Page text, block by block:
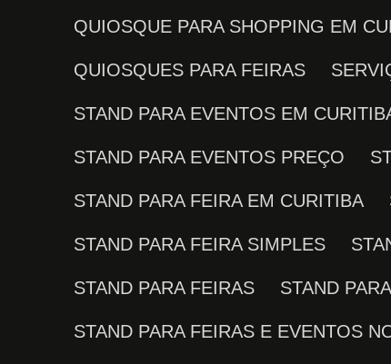
QUIOSQUE PARA SHOPPING EM
QUIOSQUES PARA FEIRAS
STAND PARA EVENTOS EM
STAND PARA EVENTOS PREÇO
STAND PARA FEIRA EM CURITIBA
STAND PARA FEIRA SIMPLES
STAND PARA FEIRAS STAND
STAND PARA FEIRAS E EVENTOS